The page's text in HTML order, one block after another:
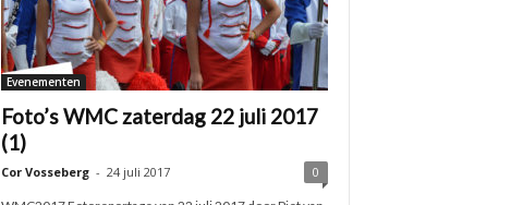
Evenementen
Foto’s WMC zaterdag 22 juli 2017
(1)
Cor Vosseberg - 24 juli 2017 0